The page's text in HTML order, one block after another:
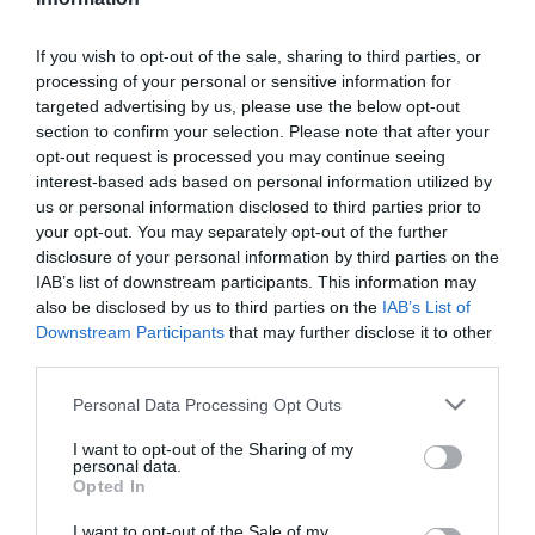
If you wish to opt-out of the sale, sharing to third parties, or
processing of your personal or sensitive information for
targeted advertising by us, please use the below opt-out
section to confirm your selection. Please note that after your
opt-out request is processed you may continue seeing
interest-based ads based on personal information utilized by
us or personal information disclosed to third parties prior to
your opt-out. You may separately opt-out of the further
disclosure of your personal information by third parties on the
IAB’s list of downstream participants. This information may
also be disclosed by us to third parties on the IAB’s List of
Downstream Participants that may further disclose it to other
Please note that this website/app uses one or more Google
not limited to your visit or usage behaviour. You may click to
grant or deny consent to Google and its third-party tags to
use your data for below specified purposes in below Google
consent section.
Personal Data Processing Opt Outs
I want to opt-out of the Sharing of my
personal data.
Opted In
Illusztráció.
Fotó:MMD Creative/Shutterstock
A kutatók zebradániókat – kis, édesvízi halakat –
használtak, hogy az immunrendszer válaszait
tanulmányozzák a bakteriális fertőzésekkel
szemben. A halak lárváinak genetikája és
immunrendszerehasonlítaz emberéhez, és mivel
az egész testük átlátszó, mikroszkóp alatt könnyen
megfigyelhetők bennük a biológiai folyamatok. A
tudósok a „neutrofileknek” nevezett
fehérvérsejtekre összpontosítottak, mivel ezek a
baktériumok elpusztítására specializálódtak, és ők
az elsők, akik megjelennek fertőzés esetén.